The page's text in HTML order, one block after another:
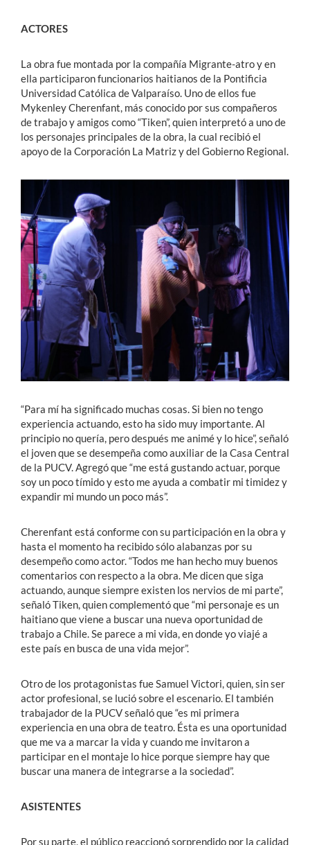
ACTORES
La obra fue montada por la compañía Migrante-atro y en
ella participaron funcionarios haitianos de la Pontificia
Universidad Católica de Valparaíso. Uno de ellos fue
Mykenley Cherenfant, más conocido por sus compañeros
de trabajo y amigos como “Tiken”, quien interpretó a uno de
los personajes principales de la obra, la cual recibió el
apoyo de la Corporación La Matriz y del Gobierno Regional.
“Para mí ha significado muchas cosas. Si bien no tengo
experiencia actuando, esto ha sido muy importante. Al
principio no quería, pero después me animé y lo hice”, señaló
el joven que se desempeña como auxiliar de la Casa Central
de la PUCV. Agregó que “me está gustando actuar, porque
soy un poco tímido y esto me ayuda a combatir mi timidez y
expandir mi mundo un poco más”.
Cherenfant está conforme con su participación en la obra y
hasta el momento ha recibido sólo alabanzas por su
desempeño como actor. “Todos me han hecho muy buenos
comentarios con respecto a la obra. Me dicen que siga
actuando, aunque siempre existen los nervios de mi parte”,
señaló Tiken, quien complementó que “mi personaje es un
haitiano que viene a buscar una nueva oportunidad de
trabajo a Chile. Se parece a mi vida, en donde yo viajé a
este país en busca de una vida mejor”.
Otro de los protagonistas fue Samuel Victori, quien, sin ser
actor profesional, se lució sobre el escenario. El también
trabajador de la PUCV señaló que “es mi primera
experiencia en una obra de teatro. Ésta es una oportunidad
que me va a marcar la vida y cuando me invitaron a
participar en el montaje lo hice porque siempre hay que
buscar una manera de integrarse a la sociedad”.
ASISTENTES
Por su parte, el público reaccionó sorprendido por la calidad